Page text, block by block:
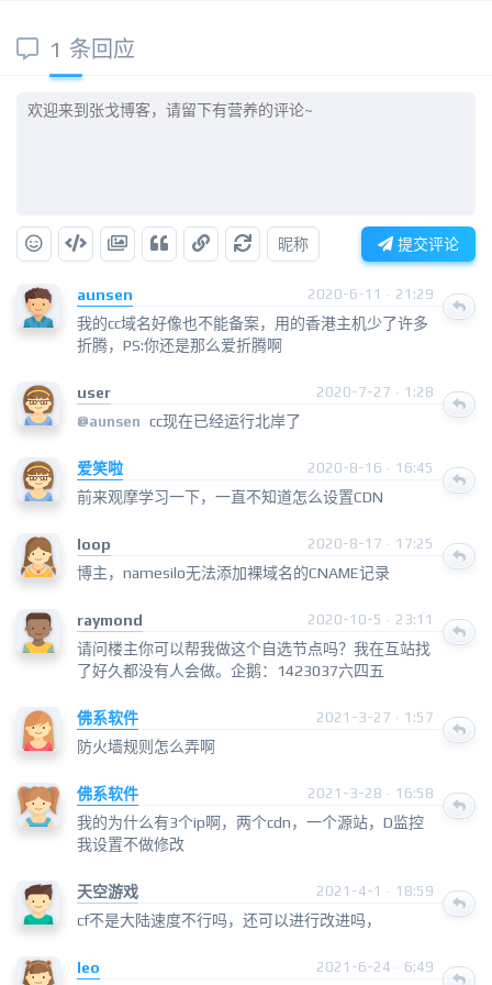
1 条回应
昵称 提交评论
aunsen 2020-6-11 · 21:29
我的cc域名好像也不能备案，用的香港主机少了许多
折腾，PS:你还是那么爱折腾啊
user
2020-7-27 · 1:28
@aunsen cc现在已经运行北岸了
爱笑啦 2020-8-16 · 16:45
前来观摩学习一下，一直不知道怎么设置CDN
loop 2020-8-17 · 17:25
博主，namesilo无法添加裸域名的CNAME记录
raymond 2020-10-5 · 23:11
请问楼主你可以帮我做这个自选节点吗？我在互站找
了好久都没有人会做。企鹅：1423037六四五
佛系软件 2021-3-27 · 1:57
防火墙规则怎么弄啊
佛系软件 2021-3-28 · 16:58
我的为什么有3个ip啊，两个cdn，一个源站，D监控
我设置不做修改
天空游戏 2021-4-1 · 18:59
cf不是大陆速度不行吗，还可以进行改进吗，
leo 2021-6-24 · 6:49